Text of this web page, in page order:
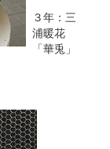
３年：三
浦暖花
「華兎」